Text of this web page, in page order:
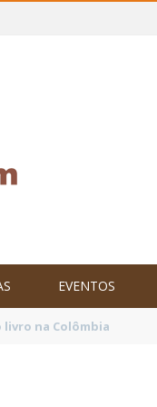
EVENTOS
o Brasil no XXIV